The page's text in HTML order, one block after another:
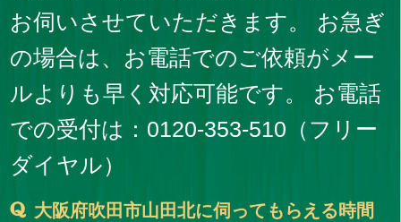
お伺いさせていただきます。 お急ぎ
の場合は、お電話でのご依頼がメー
ルよりも早く対応可能です。 お電話
での受付は：0120-353-510（フリー
ダイヤル）
大阪府吹田市山田北に伺ってもらえる時間